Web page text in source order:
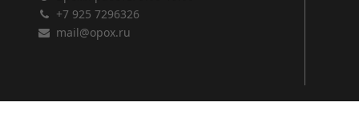
+7 925 7296326
mail@opox.ru